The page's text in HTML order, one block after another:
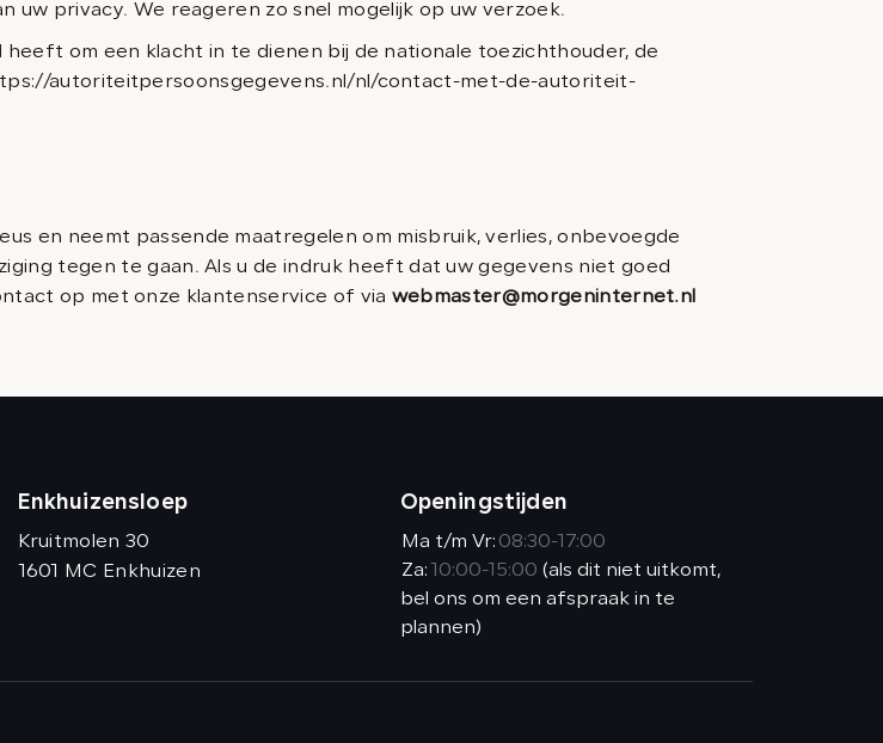
uw privacy. We reageren zo snel mogelijk op uw verzoek.
om een klacht in te dienen bij de nationale toezichthouder, de
autoriteitpersoonsgegevens.nl/nl/contact-met-de-autoriteit-
en neemt passende maatregelen om misbruik, verlies, onbevoegde
tegen te gaan. Als u de indruk heeft dat uw gegevens niet goed
op met onze klantenservice of via webmaster@morgeninternet.nl
Enkhuizensloep
Kruitmolen 30
1601 MC Enkhuizen
Openingstijden
Ma t/m Vr: 08:30-17:00
Za:
10:00-15:00 (als dit niet uitkomt,
bel ons om een afspraak in te
plannen)